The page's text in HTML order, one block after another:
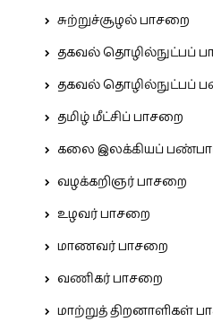
சுற்றுச்சூழல் பாசறை
தகவல் தொழில்நுட்பப்
தகவல் தொழில்நுட்பப்
தமிழ் மீட்சிப் பாசறை
கலை இலக்கியப்
வழக்கறிஞர் பாசறை
உழவர் பாசறை
மாணவர் பாசறை
வணிகர் பாசறை
மாற்றுத் திறனாளிகள்